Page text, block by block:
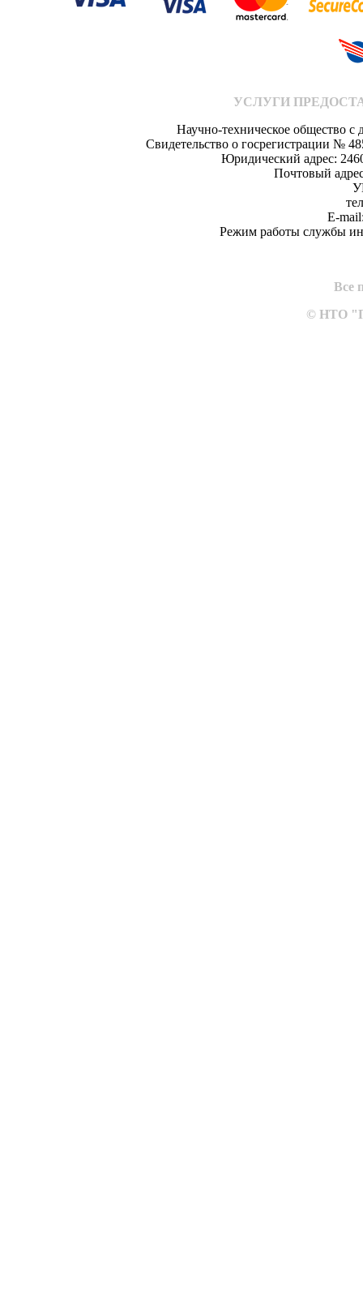
УСЛУГИ
Научно-техническое общество с
Свидетельство о госрегистрации №
Юридический адрес:
Почтовый
E-
Режим работы службы
Все
© НТО